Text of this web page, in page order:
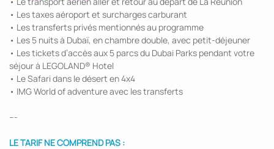
• Les taxes aéroport et surcharges carburant
• Les transferts privés mentionnés au programme
• Les 5 nuits à Dubaï, en chambre double, avec petit-déjeuner
• Les tickets d’accès aux 5 parcs du Dubai Parks pendant votre
séjour à LEGOLAND® Hotel
• Le Safari dans le désert en 4x4
• IMG World of adventure avec les transferts
---
LE TARIF NE COMPREND PAS :